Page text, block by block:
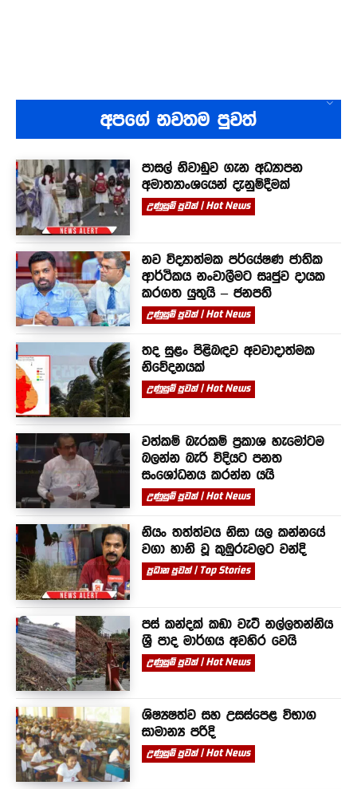
අපගේ නවතම පුවත්
පාසල් නිවාඩුව ගැන අධ්‍යාපන
අමාත්‍යාංශයෙන් දැනුම්දීමක්
උණුසුම් පුවත් | Hot News
නව විද්‍යාත්මක පර්යේෂණ ජාතික
ආර්ථිකය නංවාලීමට සෘජුව දායක
කරගත යුතුයි – ජනපති
උණුසුම් පුවත් | Hot News
තද සුළං පිළිබඳව අවවාදාත්මක
නිවේදනයක්
උණුසුම් පුවත් | Hot News
වත්කම් බැරකම් ප්‍රකාශ හැමෝටම
බලන්න බැරි විදියට පනත
සංශෝධනය කරන්න යයි
උණුසුම් පුවත් | Hot News
නියං තත්ත්වය නිසා යල කන්නයේ
වගා හානි වූ කුඹුරුවලට වන්දි
ප්‍රධාන පුවත් | Top Stories
පස් කන්දක් කඩා වැටී නල්ලතන්නිය
ශ්‍රී පාද මාර්ගය අවහිර වෙයි
උණුසුම් පුවත් | Hot News
ශිෂ්‍යෂත්ව සහ උසස්පෙළ විභාග
සාමාන්‍ය පරිදි
උණුසුම් පුවත් | Hot News